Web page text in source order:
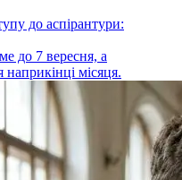
до аспірантури:
до 7 вересня, а
наприкінці місяця.